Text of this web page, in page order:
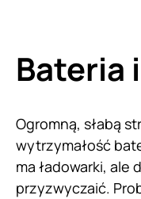
Bateria
Ogromną, słabą
wytrzymałość
ma ładowarki, ale
przyzwyczaić.